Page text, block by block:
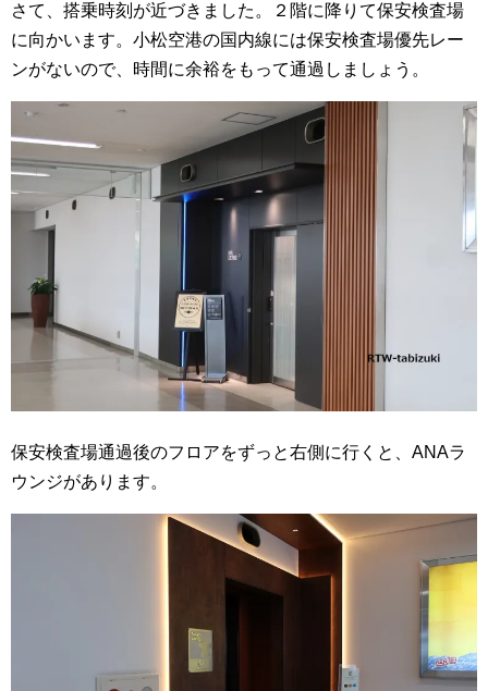
さて、搭乗時刻が近づきました。２階に降りて保安検査場
に向かいます。小松空港の国内線には保安検査場優先レー
ンがないので、時間に余裕をもって通過しましょう。
保安検査場通過後のフロアをずっと右側に行くと、ANAラ
ウンジがあります。